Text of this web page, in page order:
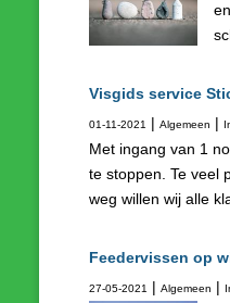
Visgids service
01-11-2021 | Algemeen |
Met ingang van 1
te stoppen. Te veel
weg willen wij alle
Feedervissen op
27-05-2021 | Algemeen |